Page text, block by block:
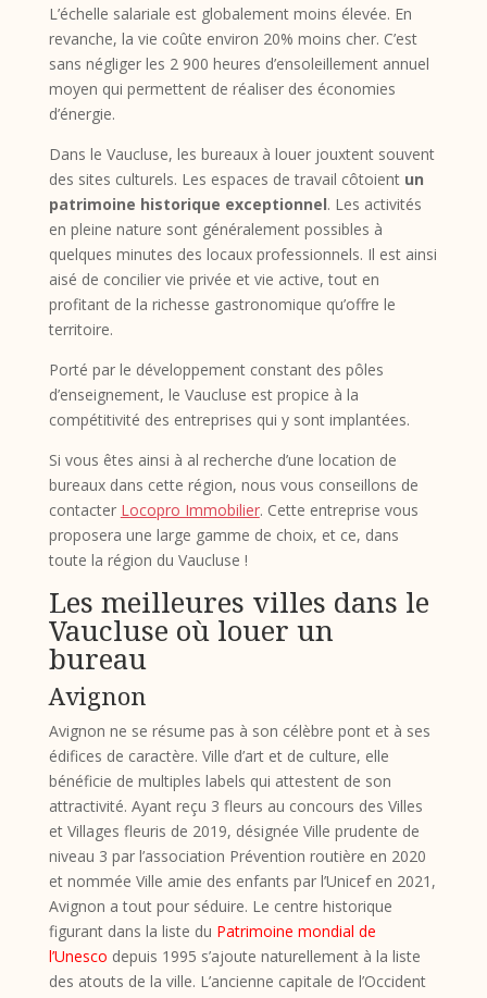
L’échelle salariale est globalement moins élevée. En
revanche, la vie coûte environ 20% moins cher. C’est
sans négliger les 2 900 heures d’ensoleillement annuel
moyen qui permettent de réaliser des économies
d’énergie.
Dans le Vaucluse, les bureaux à louer jouxtent souvent
des sites culturels. Les espaces de travail côtoient un
patrimoine historique exceptionnel. Les activités
en pleine nature sont généralement possibles à
quelques minutes des locaux professionnels. Il est ainsi
aisé de concilier vie privée et vie active, tout en
profitant de la richesse gastronomique qu’offre le
territoire.
Porté par le développement constant des pôles
d’enseignement, le Vaucluse est propice à la
compétitivité des entreprises qui y sont implantées.
Si vous êtes ainsi à al recherche d’une location de
bureaux dans cette région, nous vous conseillons de
contacter Locopro Immobilier. Cette entreprise vous
proposera une large gamme de choix, et ce, dans
toute la région du Vaucluse !
Les meilleures villes dans le
Vaucluse où louer un
bureau
Avignon
Avignon ne se résume pas à son célèbre pont et à ses
édifices de caractère. Ville d’art et de culture, elle
bénéficie de multiples labels qui attestent de son
attractivité. Ayant reçu 3 fleurs au concours des Villes
et Villages fleuris de 2019, désignée Ville prudente de
niveau 3 par l’association Prévention routière en 2020
et nommée Ville amie des enfants par l’Unicef en 2021,
Avignon a tout pour séduire. Le centre historique
figurant dans la liste du Patrimoine mondial de
l’Unesco depuis 1995 s’ajoute naturellement à la liste
des atouts de la ville. L’ancienne capitale de l’Occident